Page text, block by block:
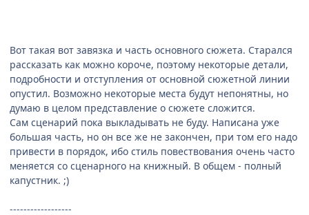
Вот такая вот завязка и часть основного сюжета. Старался
рассказать как можно короче, поэтому некоторые детали,
подробности и отступления от основной сюжетной линии
опустил. Возможно некоторые места будут непонятны, но
думаю в целом представление о сюжете сложится.
Сам сценарий пока выкладывать не буду. Написана уже
большая часть, но он все же не закончен, при том его надо
привести в порядок, ибо стиль повествования очень часто
меняется со сценарного на книжный. В общем - полный
капустник. ;)
------------------